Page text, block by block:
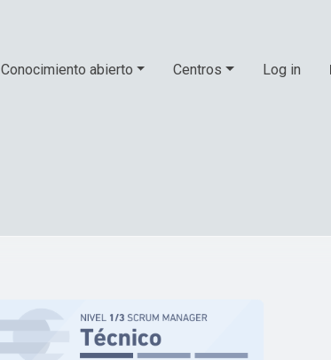
Conocimiento abierto Centros Log in